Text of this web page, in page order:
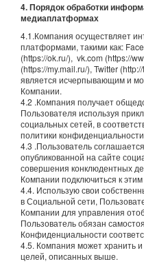
4. Порядок обработки
медиаплатформах
4.1.Компания осуществляет
платформами, такими как:
(https://ok.ru/), vk.com (https://
(https://my.mail.ru/), Twitter
является исчерпывающим и
Компании.
4.2 .Компания получает
Пользователя используя
социальных сетей, в
политики
4.3 .Пользователь
опубликованной на сайте
совершения конклюдентных
Компании подключиться к
4.4. Использую свои
в Социальной сети,
Компании для управления
Пользователь обязан
Конфиденциальности
4.5. Компания может хранить
целей, описанных выше.